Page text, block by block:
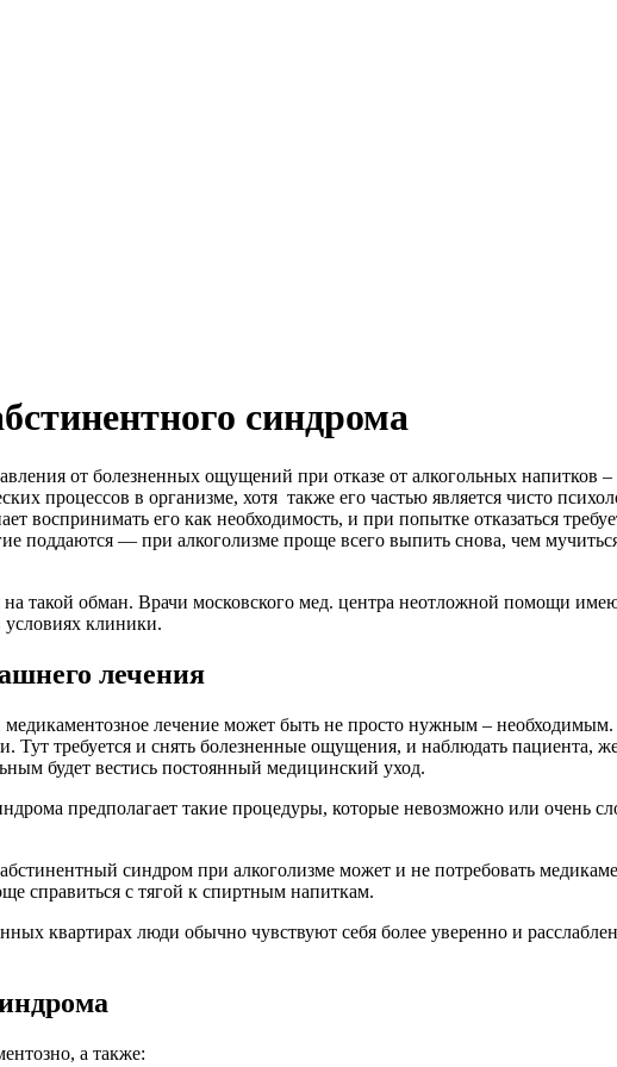
синдрома
от болезненных ощущений при отказе от алкогольных напитков
процессов в организме, хотя также его частью является чисто
воспринимать его как необходимость, и при попытке отказаться
поддаются — при алкоголизме проще всего выпить снова, чем
на такой обман. Врачи московского мед. центра неотложной помощи
условиях клиники.
лечения
лечение может быть не просто нужным –
Тут требуется и снять болезненные ощущения, и наблюдать пациента,
будет вестись постоянный медицинский уход.
предполагает такие процедуры, которые невозможно или очень
синдром при алкоголизме может и не потребовать
справиться с тягой к спиртным напиткам.
квартирах люди обычно чувствуют себя более уверенно и
а также: